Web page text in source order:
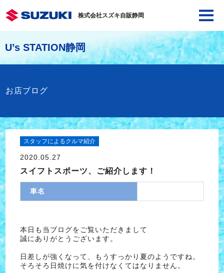
株式会社スズキ自販静岡
U’s STATION静岡
お店ブログ
スタッフによるクルマ紹介
2020.05.27
スイフトスポーツ、ご紹介します！
車名
本日も当ブログをご覧いただきまして
誠にありがとうございます。
日差しが強くなって、もうすっかり夏のようですね。
そろそろ日焼けに気を付けなくてはなりません。